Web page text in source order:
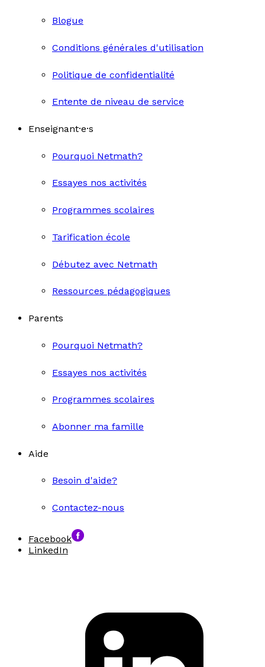
Blogue
Conditions générales d'utilisation
Politique de confidentialité
Entente de niveau de service
Enseignant·e·s
Pourquoi Netmath?
Essayes nos activités
Programmes scolaires
Tarification école
Débutez avec Netmath
Ressources pédagogiques
Parents
Pourquoi Netmath?
Essayes nos activités
Programmes scolaires
Abonner ma famille
Aide
Besoin d'aide?
Contactez-nous
Facebook
LinkedIn